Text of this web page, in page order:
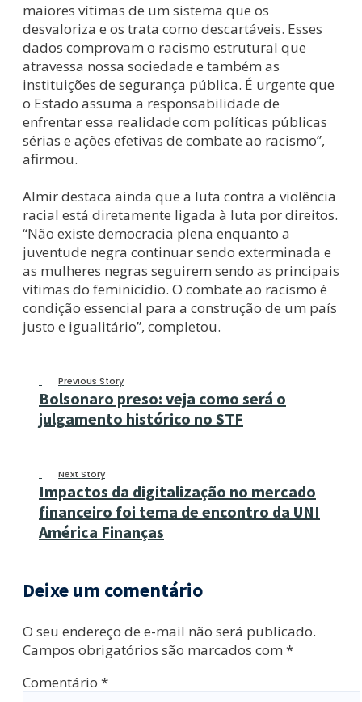
maiores vítimas de um sistema que os
desvaloriza e os trata como descartáveis. Esses
dados comprovam o racismo estrutural que
atravessa nossa sociedade e também as
instituições de segurança pública. É urgente que
o Estado assuma a responsabilidade de
enfrentar essa realidade com políticas públicas
sérias e ações efetivas de combate ao racismo”,
afirmou.
Almir destaca ainda que a luta contra a violência
racial está diretamente ligada à luta por direitos.
“Não existe democracia plena enquanto a
juventude negra continuar sendo exterminada e
as mulheres negras seguirem sendo as principais
vítimas do feminicídio. O combate ao racismo é
condição essencial para a construção de um país
justo e igualitário”, completou.
Previous Story
Bolsonaro preso: veja como será o
julgamento histórico no STF
Next Story
Impactos da digitalização no mercado
financeiro foi tema de encontro da UNI
América Finanças
Deixe um comentário
O seu endereço de e-mail não será publicado.
Campos obrigatórios são marcados com *
Comentário *